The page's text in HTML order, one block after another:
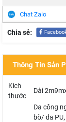
Chat Zalo
Chia sẻ:
Thông Tin Sản
Kích
thước
Dài
Da công
bò/ da